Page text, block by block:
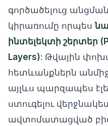
գործածելուց
կիրառումը որպես
ինտելեկտի շերտեր
Layers): Թվային
հետևանքներն
այլևս պարզապես
ստուգելու
ավտոմատացված